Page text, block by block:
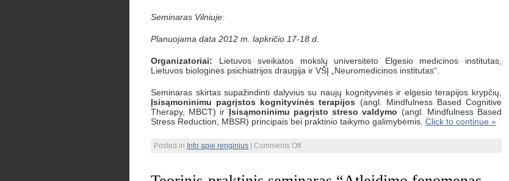
Seminaras Vilniuje:
Planuojama data 2012 m. lapkričio 17-18 d.
Organizatoriai: Lietuvos sveikatos mokslų universiteto Elgesio medicinos institutas,
Lietuvos biologinės psichiatrijos draugija ir VŠĮ „Neuromedicinos institutas“.
Seminaras skirtas supažindinti dalyvius su naujų kognityvinės ir elgesio terapijos krypčių,
Įsisąmoninimu pagrįstos kognityvinės terapijos (angl. Mindfulness Based Cognitive
Therapy, MBCT) ir Įsisąmoninimu pagrįsto streso valdymo (angl. Mindfulness Based
Stress Reduction, MBSR) principais bei praktinio taikymo galimybėmis. Click to continue »
Posted in Info apie renginius Comments Offon
TERAPIJOS